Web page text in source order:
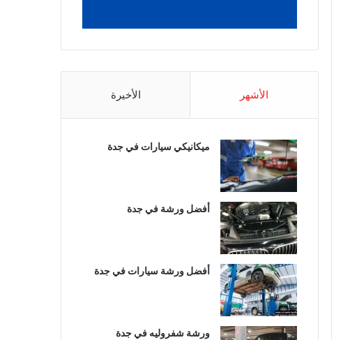
الأشهر الأخيرة
ميكانيكي سيارات في جدة
أفضل ورشة في جدة
أفضل ورشة سيارات في جدة
ورشة شفروليه في جدة